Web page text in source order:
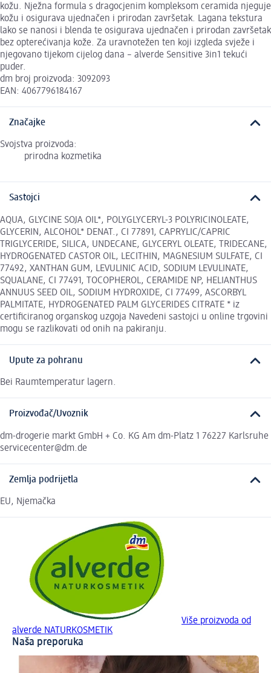
kožu. Nježna formula s dragocjenim kompleksom ceramida njeguje
kožu i osigurava ujednačen i prirodan završetak. Lagana tekstura
lako se nanosi i blenda te osigurava ujednačen i prirodan završetak
bez opterećivanja kože. Za uravnotežen ten koji izgleda svježe i
njegovano tijekom cijelog dana – alverde Sensitive 3in1 tekući
puder.
dm broj proizvoda: 3092093
EAN: 4067796184167
Značajke
Svojstva proizvoda:
prirodna kozmetika
Sastojci
AQUA, GLYCINE SOJA OIL*, POLYGLYCERYL-3 POLYRICINOLEATE,
GLYCERIN, ALCOHOL* DENAT., CI 77891, CAPRYLIC/CAPRIC
TRIGLYCERIDE, SILICA, UNDECANE, GLYCERYL OLEATE, TRIDECANE,
HYDROGENATED CASTOR OIL, LECITHIN, MAGNESIUM SULFATE, CI
77492, XANTHAN GUM, LEVULINIC ACID, SODIUM LEVULINATE,
SQUALANE, CI 77491, TOCOPHEROL, CERAMIDE NP, HELIANTHUS
ANNUUS SEED OIL, SODIUM HYDROXIDE, CI 77499, ASCORBYL
PALMITATE, HYDROGENATED PALM GLYCERIDES CITRATE * iz
certificiranog organskog uzgoja Navedeni sastojci u online trgovini
mogu se razlikovati od onih na pakiranju.
Upute za pohranu
Bei Raumtemperatur lagern.
Proizvođač/Uvoznik
dm-drogerie markt GmbH + Co. KG Am dm-Platz 1 76227 Karlsruhe
servicecenter@dm.de
Zemlja podrijetla
EU, Njemačka
Više proizvoda od
alverde NATURKOSMETIK
Naša preporuka